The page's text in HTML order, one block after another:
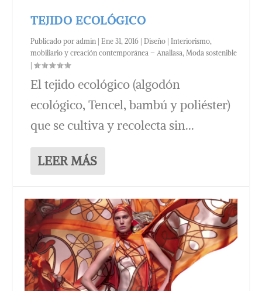
TEJIDO ECOLÓGICO
Publicado poradmin |Ene 31, 2016 |Diseño | Interiorismo,
mobiliario y creación contemporánea – Anallasa,Moda sostenible
|
El tejido ecológico (algodón
ecológico, Tencel, bambú y poliéster)
que se cultiva y recolecta sin...
LEER MÁS